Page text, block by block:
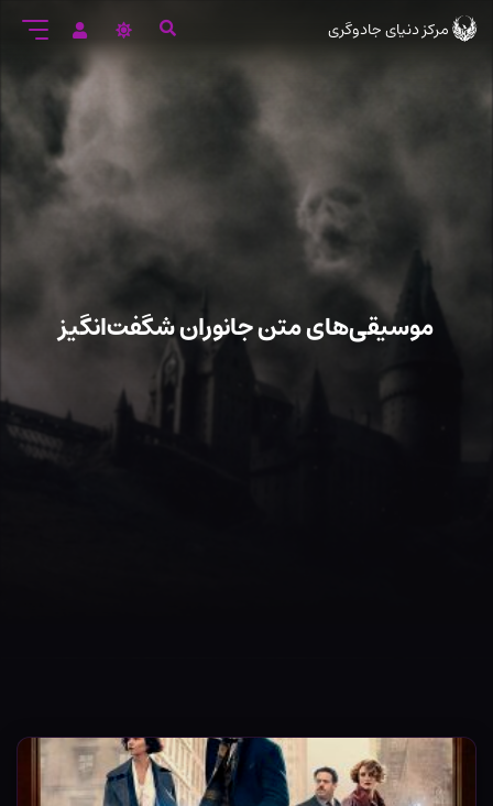
ورود
اصلی
مرکز دنیای جادوگری
موسیقی‌های متن جانوران شگفت‌انگیز